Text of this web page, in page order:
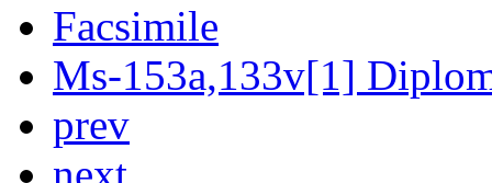
Facsimile
Ms-153a,133v[1]
prev